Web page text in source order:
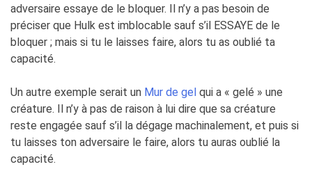
adversaire essaye de le bloquer. Il n’y a pas besoin de
préciser que Hulk est imblocable sauf s’il ESSAYE de le
bloquer ; mais si tu le laisses faire, alors tu as oublié ta
capacité.
Un autre exemple serait un Mur de gel qui a « gelé » une
créature. Il n’y à pas de raison à lui dire que sa créature
reste engagée sauf s’il la dégage machinalement, et puis si
tu laisses ton adversaire le faire, alors tu auras oublié la
capacité.